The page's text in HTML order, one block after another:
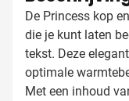
De Princess kop
die je kunt laten
tekst. Deze
optimale
Met een inhoud